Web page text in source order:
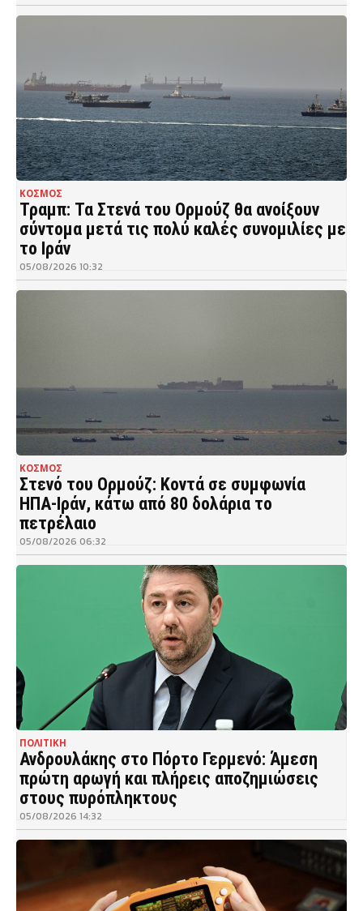
ΚΟΣΜΟΣ
Τραμπ: Τα Στενά του Ορμούζ θα ανοίξουν
σύντομα μετά τις πολύ καλές συνομιλίες με
το Ιράν
05/08/2026 10:32
ΚΟΣΜΟΣ
Στενό του Ορμούζ: Κοντά σε συμφωνία
ΗΠΑ-Ιράν, κάτω από 80 δολάρια το
πετρέλαιο
05/08/2026 06:32
ΠΟΛΙΤΙΚΗ
Ανδρουλάκης στο Πόρτο Γερμενό: Άμεση
πρώτη αρωγή και πλήρεις αποζημιώσεις
στους πυρόπληκτους
05/08/2026 14:32